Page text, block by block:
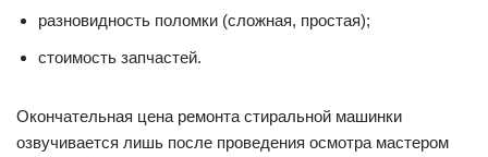
разновидность поломки (сложная, простая);
стоимость запчастей.
Окончательная цена ремонта стиральной машинки
озвучивается лишь после проведения осмотра мастером